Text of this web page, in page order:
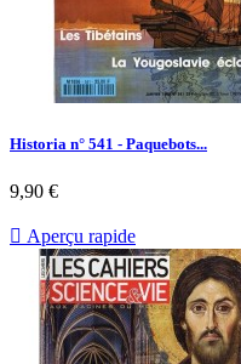
Historia n° 541 - Paquebots...
Prix
9,90 €
 Aperçu rapide